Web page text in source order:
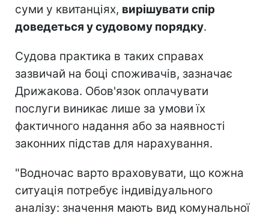
суми у квитанціях, вирішувати спір
доведеться у судовому порядку.
Судова практика в таких справах
зазвичай на боці споживачів, зазначає
Дрижакова. Обов'язок оплачувати
послуги виникає лише за умови їх
фактичного надання або за наявності
законних підстав для нарахування.
"Водночас варто враховувати, що кожна
ситуація потребує індивідуального
аналізу: значення мають вид комунальної